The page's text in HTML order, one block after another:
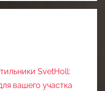
SvetHoll:
вашего участка